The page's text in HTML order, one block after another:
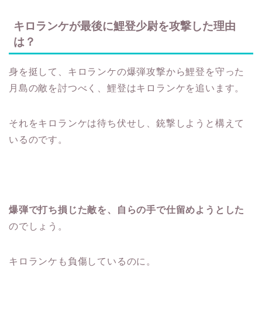
キロランケが最後に鯉登少尉を攻撃した理由
は？
身を挺して、キロランケの爆弾攻撃から鯉登を守った
月島の敵を討つべく、鯉登はキロランケを追います。
それをキロランケは待ち伏せし、銃撃しようと構えて
いるのです。
爆弾で打ち損じた敵を、自らの手で仕留めようとした
のでしょう。
キロランケも負傷しているのに。